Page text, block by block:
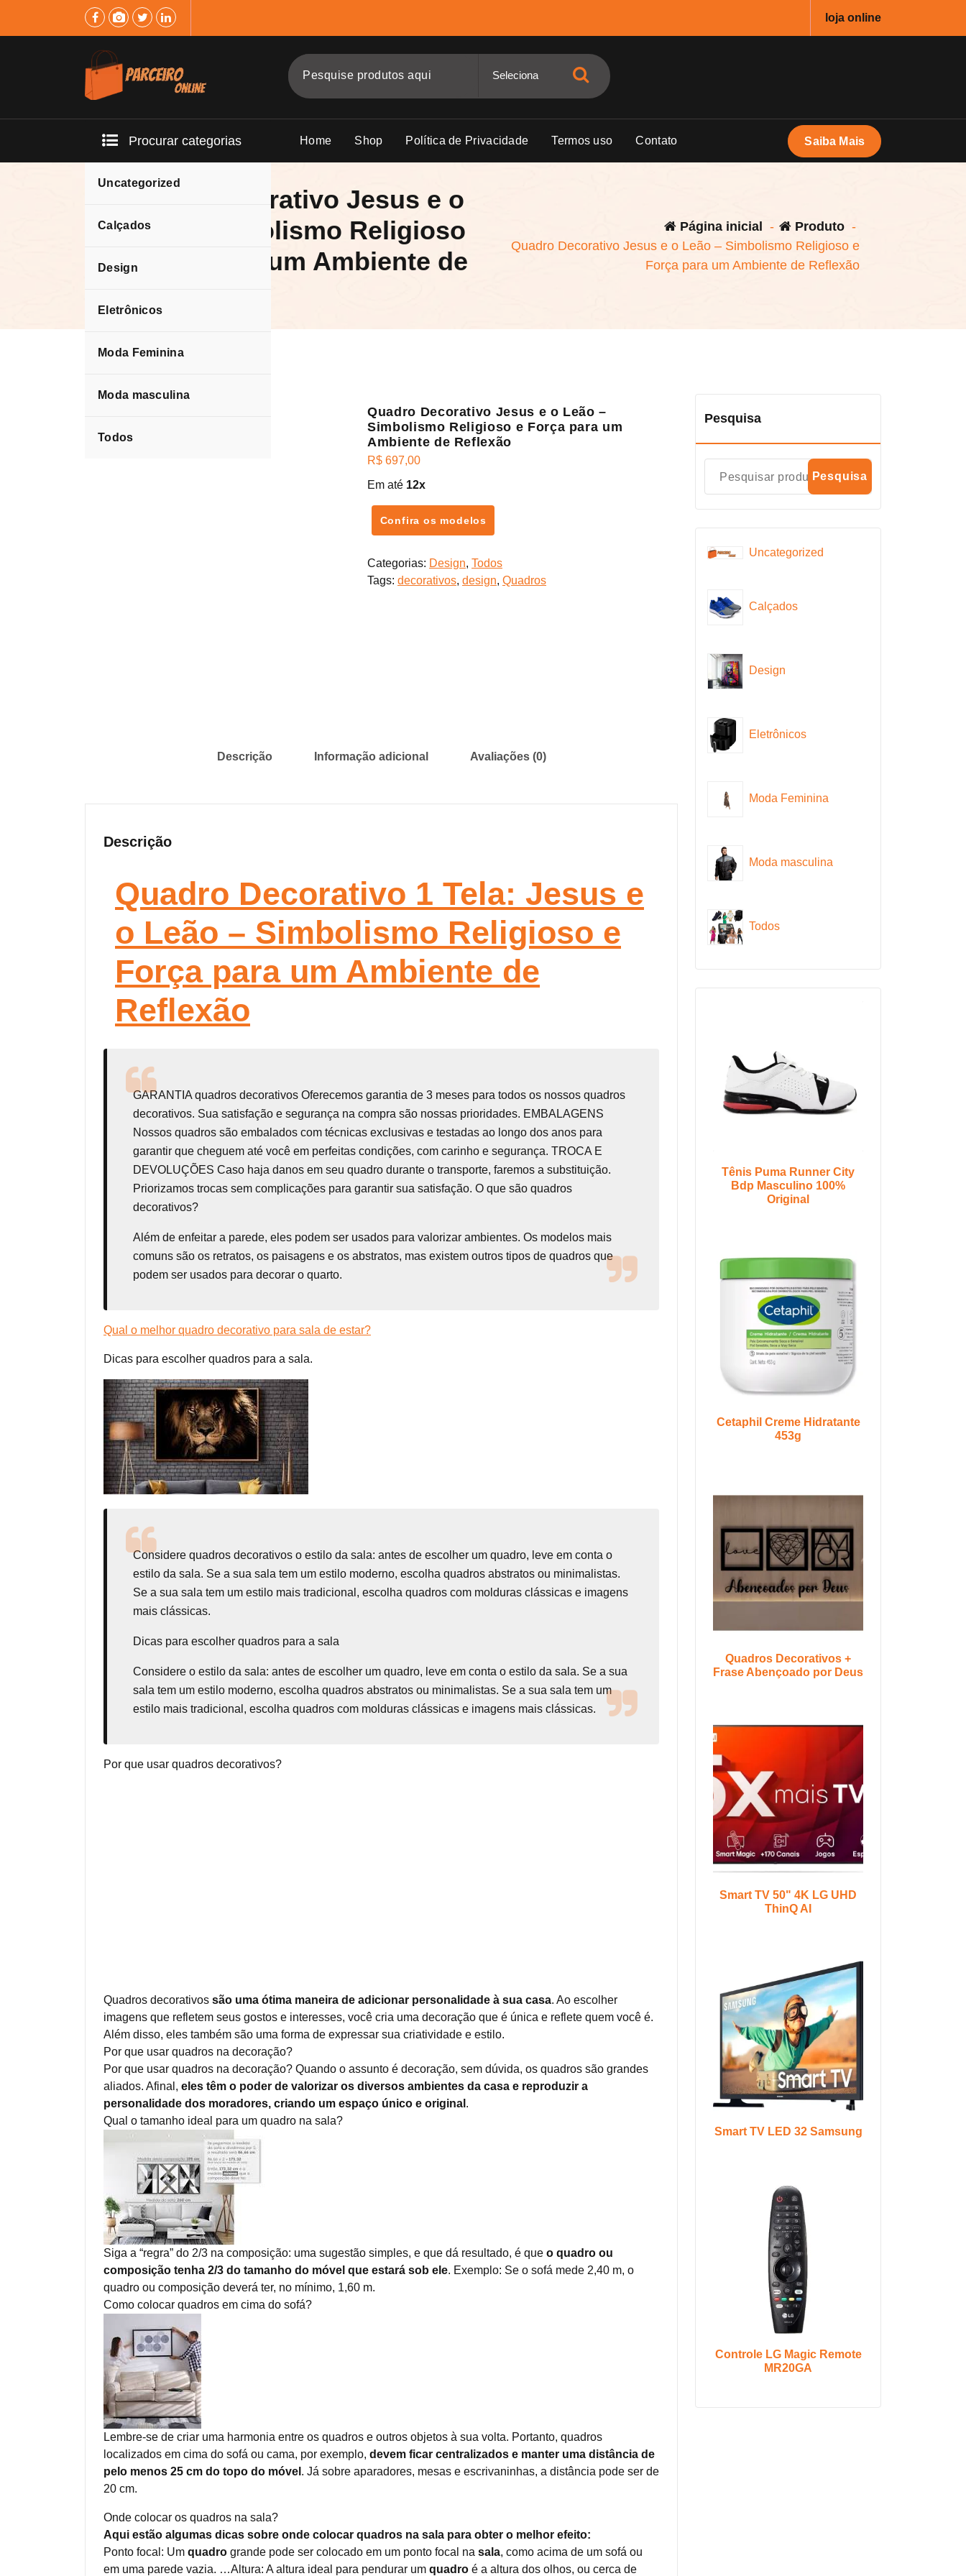
loja online
Procurar categorias
Uncategorized
Calçados
Design
Eletrônicos
Moda Feminina
Moda masculina
Todos
Home Shop Política de Privacidade Termos uso Contato Saiba Mais
Quadro Decorativo Jesus e o
Leão – Simbolismo Religioso
e Força para um Ambiente de
Página inicial - Produto -
Quadro Decorativo Jesus e o Leão – Simbolismo Religioso e
Força para um Ambiente de Reflexão
Quadro Decorativo Jesus e o Leão –
Simbolismo Religioso e Força para um
Ambiente de Reflexão
R$ 697,00
Em até 12x
Confira os modelos
Categorias: Design, Todos
Tags: decorativos, design, Quadros
Descrição Informação adicional Avaliações (0)
Descrição
Quadro Decorativo 1 Tela: Jesus e
o Leão – Simbolismo Religioso e
Força para um Ambiente de
Reflexão
GARANTIA quadros decorativos Oferecemos garantia de 3 meses para todos os nossos quadros
decorativos. Sua satisfação e segurança na compra são nossas prioridades. EMBALAGENS
Nossos quadros são embalados com técnicas exclusivas e testadas ao longo dos anos para
garantir que cheguem até você em perfeitas condições, com carinho e segurança. TROCA E
DEVOLUÇÕES Caso haja danos em seu quadro durante o transporte, faremos a substituição.
Priorizamos trocas sem complicações para garantir sua satisfação. O que são quadros
decorativos?
Além de enfeitar a parede, eles podem ser usados para valorizar ambientes. Os modelos mais
comuns são os retratos, os paisagens e os abstratos, mas existem outros tipos de quadros que
podem ser usados para decorar o quarto.
Qual o melhor quadro decorativo para sala de estar?
Dicas para escolher quadros para a sala.
Considere quadros decorativos o estilo da sala: antes de escolher um quadro, leve em conta o
estilo da sala. Se a sua sala tem um estilo moderno, escolha quadros abstratos ou minimalistas.
Se a sua sala tem um estilo mais tradicional, escolha quadros com molduras clássicas e imagens
mais clássicas.
Dicas para escolher quadros para a sala
Considere o estilo da sala: antes de escolher um quadro, leve em conta o estilo da sala. Se a sua
sala tem um estilo moderno, escolha quadros abstratos ou minimalistas. Se a sua sala tem um
estilo mais tradicional, escolha quadros com molduras clássicas e imagens mais clássicas.
Por que usar quadros decorativos?
Quadros decorativos são uma ótima maneira de adicionar personalidade à sua casa. Ao escolher
imagens que refletem seus gostos e interesses, você cria uma decoração que é única e reflete quem você é.
Além disso, eles também são uma forma de expressar sua criatividade e estilo.
Por que usar quadros na decoração?
Por que usar quadros na decoração? Quando o assunto é decoração, sem dúvida, os quadros são grandes
aliados. Afinal, eles têm o poder de valorizar os diversos ambientes da casa e reproduzir a
personalidade dos moradores, criando um espaço único e original .
Qual o tamanho ideal para um quadro na sala?
Siga a “regra” do 2/3 na composição: uma sugestão simples, e que dá resultado, é que o quadro ou
composição tenha 2/3 do tamanho do móvel que estará sob ele. Exemplo: Se o sofá mede 2,40 m, o
quadro ou composição deverá ter, no mínimo, 1,60 m.
Como colocar quadros em cima do sofá?
Lembre-se de criar uma harmonia entre os quadros e outros objetos à sua volta. Portanto, quadros
localizados em cima do sofá ou cama, por exemplo, devem ficar centralizados e manter uma distância de
pelo menos 25 cm do topo do móvel . Já sobre aparadores, mesas e escrivaninhas, a distância pode ser de
20 cm.
Onde colocar os quadros na sala?
Aqui estão algumas dicas sobre onde colocar quadros na sala para obter o melhor efeito:
Ponto focal: Um quadro grande pode ser colocado em um ponto focal na sala, como acima de um sofá ou
em uma parede vazia. …Altura: A altura ideal para pendurar um quadro é a altura dos olhos, ou cerca de
Pesquisa
Pesquisa
Uncategorized
Calçados
Design
Eletrônicos
Moda Feminina
Moda masculina
Todos
Tênis Puma Runner City
Bdp Masculino 100%
Original
Cetaphil Creme Hidratante
453g
Quadros Decorativos +
Frase Abençoado por Deus
Smart TV 50" 4K LG UHD
ThinQ AI
Smart TV LED 32 Samsung
Controle LG Magic Remote
MR20GA